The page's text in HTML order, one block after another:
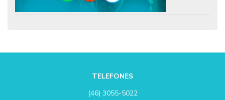
TELEFONES
(46) 3055-5022